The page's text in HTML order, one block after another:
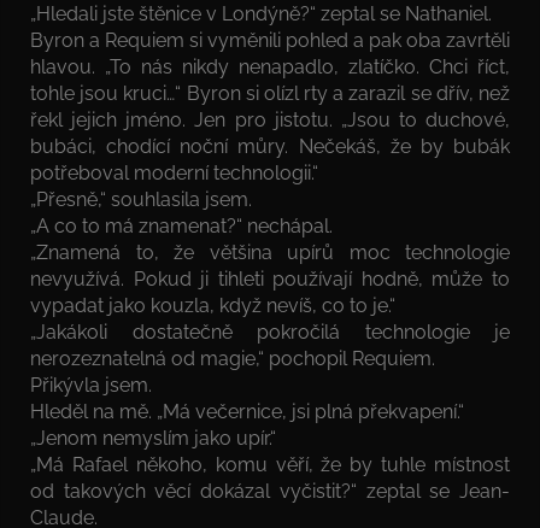
„Hledali jste štěnice v Londýně?“ zeptal se Nathaniel.
Byron a Requiem si vyměnili pohled a pak oba zavrtěli
hlavou. „To nás nikdy nenapadlo, zlatíčko. Chci říct,
tohle jsou kruci…“ Byron si olízl rty a zarazil se dřív, než
řekl jejich jméno. Jen pro jistotu. „Jsou to duchové,
bubáci, chodící noční můry. Nečekáš, že by bubák
potřeboval moderní technologii.“
„Přesně,“ souhlasila jsem.
„A co to má znamenat?“ nechápal.
„Znamená to, že většina upírů moc technologie
nevyužívá. Pokud ji tihleti používají hodně, může to
vypadat jako kouzla, když nevíš, co to je.“
„Jakákoli dostatečně pokročilá technologie je
nerozeznatelná od magie,“ pochopil Requiem.
Přikývla jsem.
Hleděl na mě. „Má večernice, jsi plná překvapení.“
„Jenom nemyslím jako upír.“
„Má Rafael někoho, komu věří, že by tuhle místnost
od takových věcí dokázal vyčistit?“ zeptal se Jean-
Claude.